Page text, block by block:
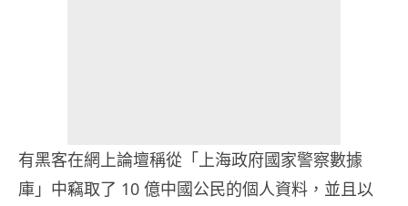
有黑客在網上論壇稱從「上海政府國家警察數據
庫」中竊取了 10 億中國公民的個人資料，並且以